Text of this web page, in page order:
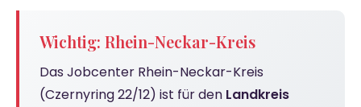
Wichtig: Rhein-Neckar-Kreis
Das Jobcenter Rhein-Neckar-Kreis
(Czernyring 22/12) ist für den Landkreis